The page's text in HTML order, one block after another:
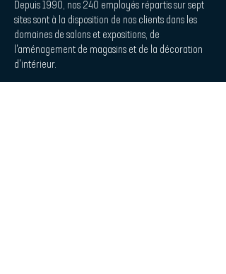
Depuis 1990, nos 240 employés répartis sur sept
sites sont à la disposition de nos clients dans les
domaines de salons et expositions, de
l'aménagement de magasins et de la décoration
d'intérieur.